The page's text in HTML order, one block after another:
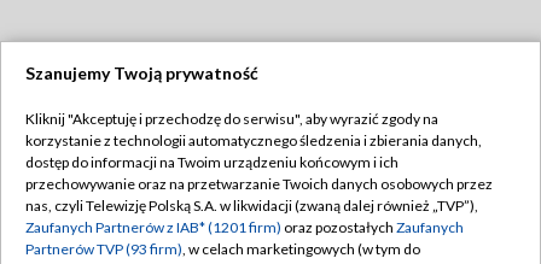
TVP
Abonament TVP
Emisja w TVP
Regulamin TVP
Polityka prywatności
Szanujemy Twoją prywatność
Kliknij "Akceptuję i przechodzę do serwisu", aby wyrazić zgody na
korzystanie z technologii automatycznego śledzenia i zbierania danych,
dostęp do informacji na Twoim urządzeniu końcowym i ich
przechowywanie oraz na przetwarzanie Twoich danych osobowych przez
nas, czyli Telewizję Polską S.A. w likwidacji (zwaną dalej również „TVP”),
Zaufanych Partnerów z IAB* (1201 firm) oraz pozostałych Zaufanych
Partnerów TVP (93 firm), w celach marketingowych (w tym do